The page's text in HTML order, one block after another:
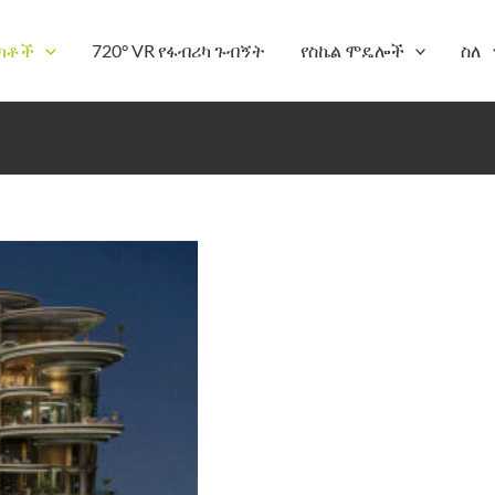
720° VR የፋብሪካ ጉብኝት የስኬል ሞዴሎች ስለ